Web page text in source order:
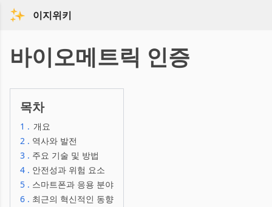
이지위키
바이오메트릭 인증
목차
1 . 개요
2 . 역사와 발전
3 . 주요 기술 및 방법
4 . 안전성과 위험 요소
5 . 스마트폰과 응용 분야
6 . 최근의 혁신적인 동향